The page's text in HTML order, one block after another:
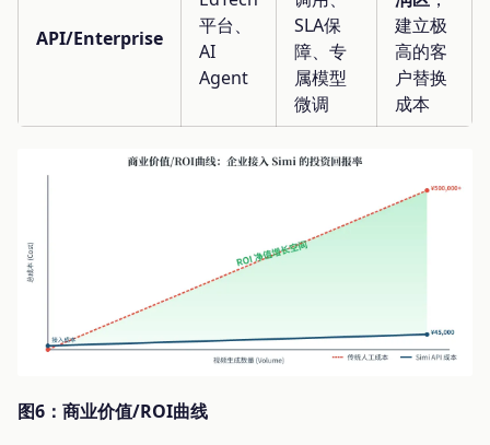
API/Enterprise
平台、
AI
Agent
SLA保
障、专
属模型
微调
建立极
高的客
户替换
成本
图6：商业价值/ROI曲线